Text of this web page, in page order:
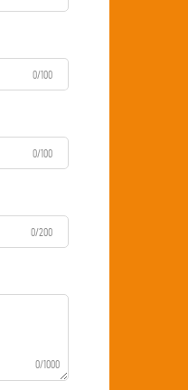
0/100
0/100
0/200
0/1000